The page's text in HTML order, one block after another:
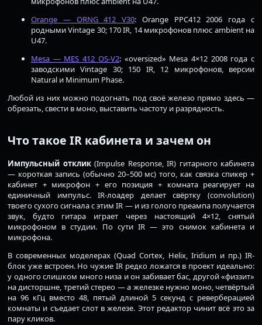
Orange — ORNG 412 V30: Orange PPC412 2006 года с
родными Vintage 30; 170 IR, 14 микрофонов плюс ambient на
U47.
Mesa — MES 412 OS-V2: «oversized» Mesa 4×12 2008 года с
заводскими Vintage 30; 150 IR, 12 микрофонов, версии
Natural и Minimum Phase.
Любой из них можно подогнать под своё железо прямо здесь —
обрезать, свести в моно, выставить частоту и разрядность.
Что такое IR кабинета и зачем он
Импульсный отклик(Impulse Response, IR) гитарного кабинета
— короткая запись (обычно 20–500 мс) того, как связка спикер +
кабинет + микрофон + его позиция + комната реагирует на
единичный импульс. IR-лоадер делает свёртку (convolution)
твоего сухого сигнала с этим IR — и из голого преампа получается
звук, будто гитара играет через настоящий 4×12, снятый
микрофоном в студии. По сути IR — это снимок кабинета и
микрофона.
В современных моделерах (Quad Cortex, Helix, Iridium и пр.) IR-
блок уже встроен. Но чужие IR редко ложатся в проект идеально:
у одного слишком много низа и он забивает бас, другой «физзит»
на дисторшне, третий стерео — а железке нужно моно, четвёртый
на 96 кГц вместо 48, пятый длиной 5 секунд с реверберацией
комнаты и съедает слот в железе. Этот редактор чинит всё это за
пару кликов.